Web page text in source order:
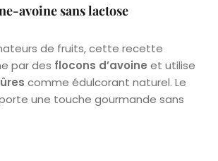
avoine sans lactose
de fruits, cette recette
par des flocons d’avoine et utilise
comme édulcorant naturel. Le
une touche gourmande sans